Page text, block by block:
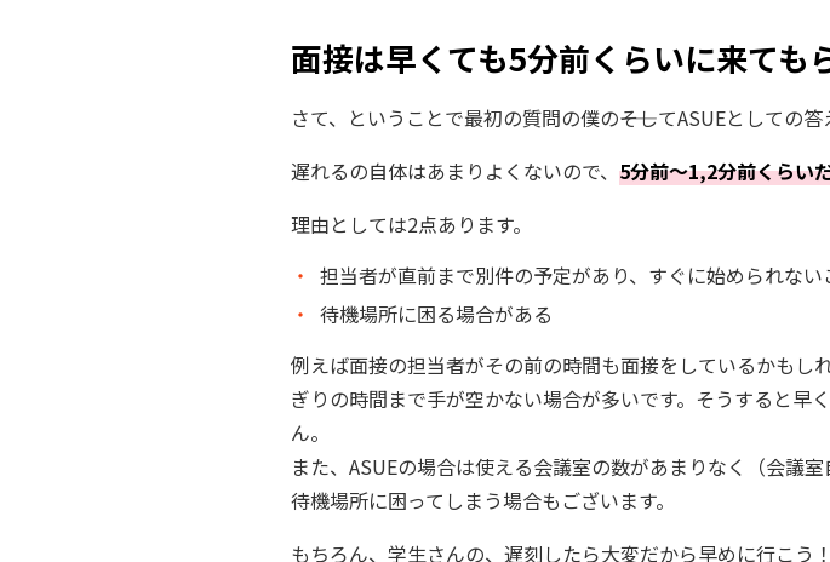
面接は早くても5分前くらいに来ても
さて、ということで最初の質問の僕の――そしてASUEとしての答
遅れるの自体はあまりよくないので、 5分前～1,2分前くらい
理由としては2点あります。
担当者が直前まで別件の予定があり、すぐに始められない
待機場所に困る場合がある
例えば面接の担当者がその前の時間も面接をしているかもし
ぎりの時間まで手が空かない場合が多いです。そうすると早
ん。
また、ASUEの場合は使える会議室の数があまりなく（会議
待機場所に困ってしまう場合もございます。
もちろん、学生さんの、遅刻したら大変だから早めに行こう